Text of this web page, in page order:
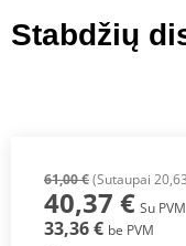
Stabdžių
61,00 €(Sutaupai
40,37 € Su PVM
33,36 € be PVM